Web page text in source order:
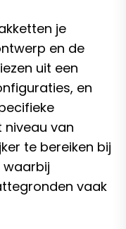
je
en de
uit een
en
niveau van
te bereiken bij
vaak